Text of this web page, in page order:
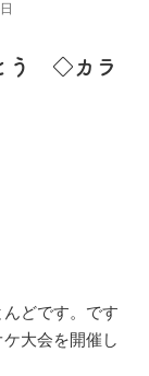
う ◇カラ
どです。です
大会を開催し